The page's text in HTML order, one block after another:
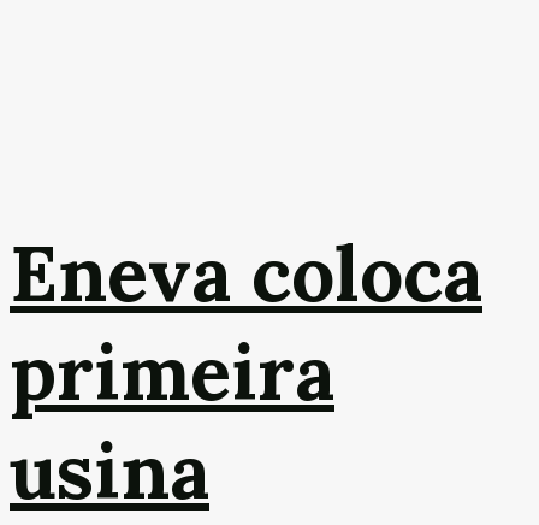
Eneva coloca
primeira
usina